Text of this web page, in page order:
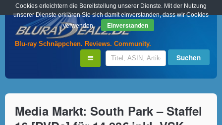
Blu-ray Schnäppchen. Reviews. Community.
Media Markt: South Park – Staffel
Cookies erleichtern die Bereitstellung unserer Dienste. Mit der Nutzung
unserer Dienste erklären Sie sich damit einverstanden, dass wir Cookies
verwenden.
Einverstanden